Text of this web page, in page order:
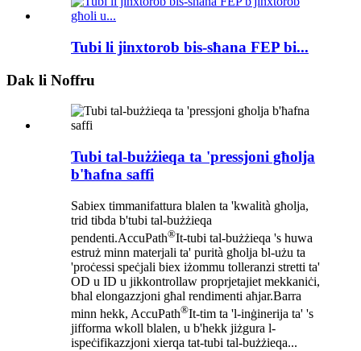
Tubi li jinxtorob bis-sħana FEP bi...
Dak li Noffru
Tubi tal-bużżieqa ta 'pressjoni għolja
b'ħafna saffi
Sabiex timmanifattura blalen ta 'kwalità għolja,
trid tibda b'tubi tal-bużżieqa
pendenti.AccuPath®It-tubi tal-bużżieqa 's huwa
estruż minn materjali ta' purità għolja bl-użu ta
'proċessi speċjali biex iżommu tolleranzi stretti ta'
OD u ID u jikkontrollaw proprjetajiet mekkaniċi,
bħal elongazzjoni għal rendimenti aħjar.Barra
minn hekk, AccuPath®It-tim ta 'l-inġinerija ta' 's
jifforma wkoll blalen, u b'hekk jiżgura l-
ispeċifikazzjoni xierqa tat-tubi tal-bużżieqa...